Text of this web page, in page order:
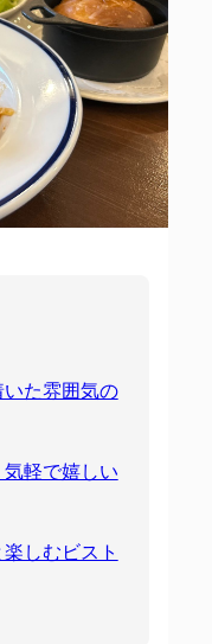
た雰囲気の
軽で嬉しい
しむビスト